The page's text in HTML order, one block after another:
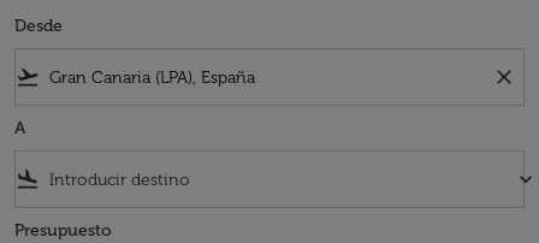
Desde
flight_takeoff close
A
flight_land keyboard_arrow_down
Presupuesto